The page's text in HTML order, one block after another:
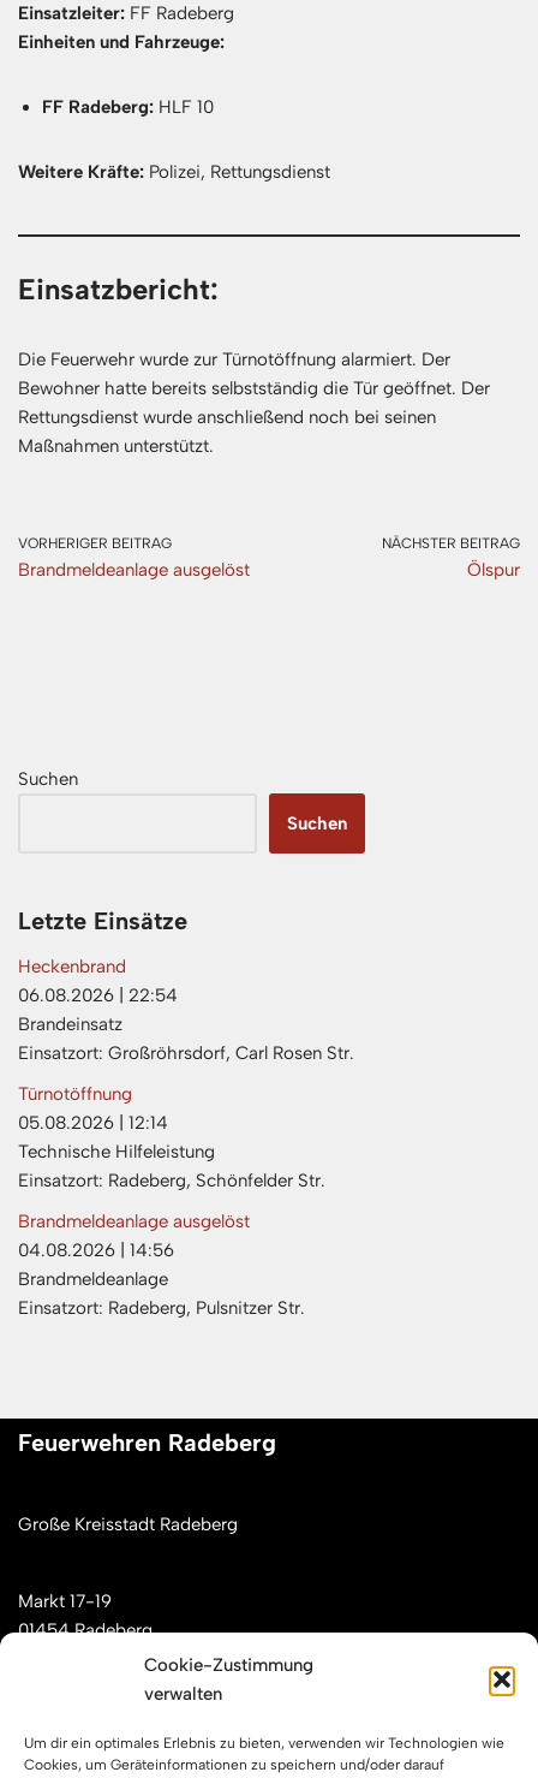
Cookie-Zustimmung
verwalten
Um dir ein optimales Erlebnis zu bieten, verwenden wir Technologien wie
Cookies, um Geräteinformationen zu speichern und/oder darauf
Einsatzleiter: FF Radeberg
Einheiten und Fahrzeuge:
FF Radeberg: HLF 10
Weitere Kräfte: Polizei, Rettungsdienst
Einsatzbericht:
Die Feuerwehr wurde zur Türnotöffnung alarmiert. Der
Bewohner hatte bereits selbstständig die Tür geöffnet. Der
Rettungsdienst wurde anschließend noch bei seinen
Maßnahmen unterstützt.
VORHERIGER BEITRAG
Brandmeldeanlage ausgelöst
NÄCHSTER BEITRAG
Ölspur
Suchen
Suchen
Letzte Einsätze
Heckenbrand
06.08.2026
22:54
Brandeinsatz
Einsatzort: Großröhrsdorf, Carl Rosen Str.
Türnotöffnung
05.08.2026
12:14
Technische Hilfeleistung
Einsatzort: Radeberg, Schönfelder Str.
Brandmeldeanlage ausgelöst
04.08.2026
14:56
Brandmeldeanlage
Einsatzort: Radeberg, Pulsnitzer Str.
Feuerwehren Radeberg
Große Kreisstadt Radeberg
Markt 17-19
01454 Radeberg
Mail: kontakt[at]feuerwehren-radeberg.de
Feuerwehren Radeberg im Internet